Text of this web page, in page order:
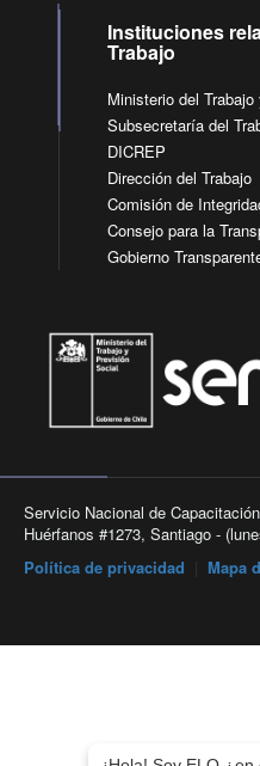
Instituciones
Trabajo
Ministerio del
Subsecretaría del
DICREP
Dirección del Trabajo
Comisión de
Consejo para la
Gobierno
Servicio Nacional de
Huérfanos #1273, Santiago -
Política de privacidad
Mapa